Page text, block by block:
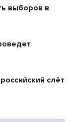
выборов в
слёт